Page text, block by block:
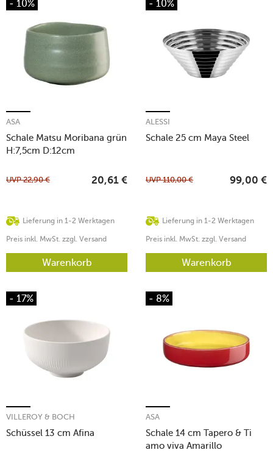
- 10%
Schale Matsu Moribana grün
H:7,5cm D:12cm
ASA
Lieferung in 1-2 Werktagen
UVP22,90 € 20,61 €
Preis inkl. MwSt. zzgl. Versand
Warenkorb
- 10%
Schale 25 cm Maya Steel
ALESSI
Lieferung in 1-2 Werktagen
UVP110,00 € 99,00 €
Preis inkl. MwSt. zzgl. Versand
Warenkorb
- 17%
Schüssel 13 cm Afina
VILLEROY & BOCH
- 8%
Schale 14 cm Tapero & Ti
amo viva Amarillo
ASA